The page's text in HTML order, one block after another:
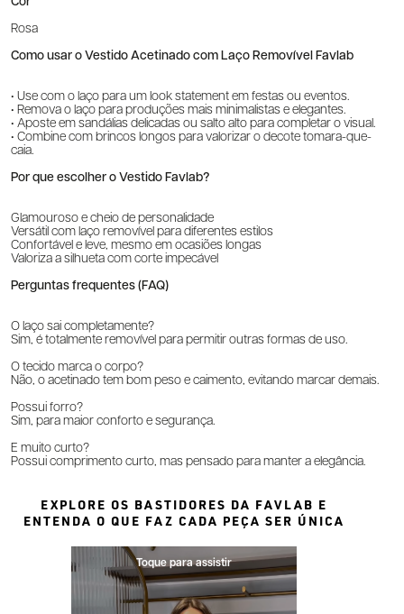
Rosa
Como usar o Vestido Acetinado com Laço Removível Favlab
• Use com o laço para um look statement em festas ou eventos.
• Remova o laço para produções mais minimalistas e elegantes.
• Aposte em sandálias delicadas ou salto alto para completar o visual.
• Combine com brincos longos para valorizar o decote tomara-que-
caia.
Por que escolher o Vestido Favlab?
Glamouroso e cheio de personalidade
Versátil com laço removível para diferentes estilos
Confortável e leve, mesmo em ocasiões longas
Valoriza a silhueta com corte impecável
Perguntas frequentes (FAQ)
O laço sai completamente?
Sim, é totalmente removível para permitir outras formas de uso.
O tecido marca o corpo?
Não, o acetinado tem bom peso e caimento, evitando marcar demais.
Possui forro?
Sim, para maior conforto e segurança.
É muito curto?
Possui comprimento curto, mas pensado para manter a elegância.
EXPLORE OS BASTIDORES DA FAVLAB E
ENTENDA O QUE FAZ CADA PEÇA SER ÚNICA